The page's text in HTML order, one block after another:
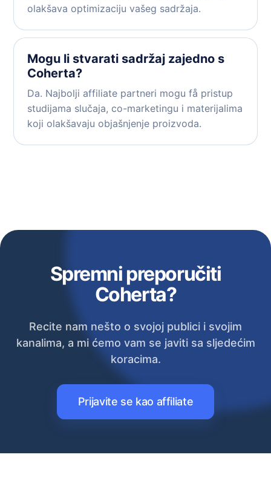
olakšava optimizaciju vašeg sadržaja.
Mogu li stvarati sadržaj zajedno s
Coherta?
Da. Najbolji affiliate partneri mogu få pristup
studijama slučaja, co-marketingu i materijalima
koji olakšavaju objašnjenje proizvoda.
Spremni preporučiti
Coherta?
Recite nam nešto o svojoj publici i svojim
kanalima, a mi ćemo vam se javiti sa sljedećim
koracima.
Prijavite se kao affiliate